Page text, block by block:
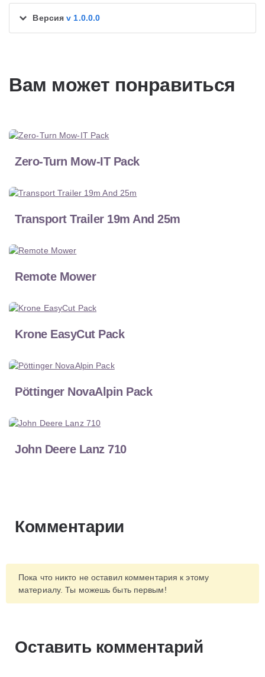
Версияv 1.0.0.0
Вам может понравиться
Zero-Turn Mow-IT Pack
Transport Trailer 19m And 25m
Remote Mower
Krone EasyCut Pack
Pöttinger NovaAlpin Pack
John Deere Lanz 710
Комментарии
Пока что никто не оставил комментария к этому
материалу. Ты можешь быть первым!
Оставить комментарий